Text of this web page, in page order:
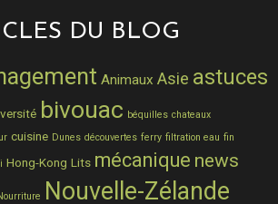
DU BLOG
Animaux Asie astuces
bivouac béquilles chateaux
cuisine Dunes découvertes ferry filtration eau fin
Hong-Kong Lits mécanique news
Nouvelle-Zélande